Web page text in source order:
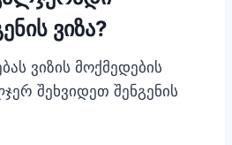
ვიზა?
ვიზის მოქმედების
შეხვიდეთ შენგენის